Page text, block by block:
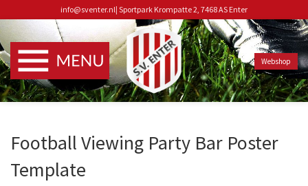
info@sventer.nl| Sportpark Krompatte 2, 7468 AS Enter
Webshop
Football Viewing Party Bar Poster
Template